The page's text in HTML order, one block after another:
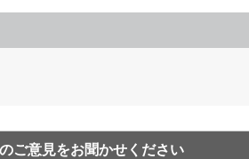
ご意見をお聞かせください